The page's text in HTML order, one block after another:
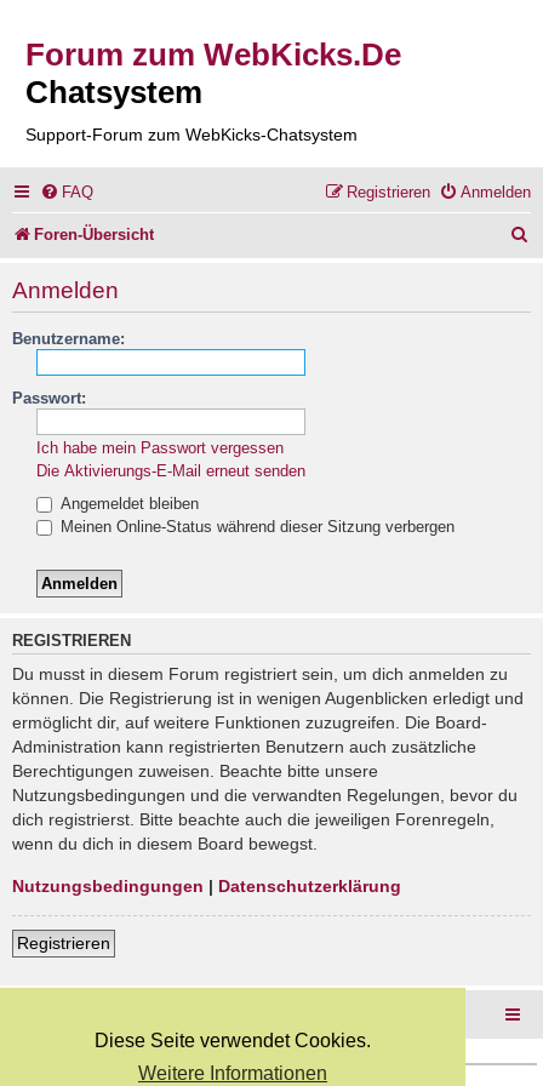
Diese Seite verwendet Cookies.
Weitere Informationen
Forum zum WebKicks.De
Chatsystem
Support-Forum zum WebKicks-Chatsystem
FAQ Anmelden
Registrieren
Foren-Übersicht
Anmelden
Benutzername:
Passwort:
Ich habe mein Passwort vergessen
Die Aktivierungs-E-Mail erneut senden
Angemeldet bleiben
Meinen Online-Status während dieser Sitzung verbergen
REGISTRIEREN
Du musst in diesem Forum registriert sein, um dich anmelden zu
können. Die Registrierung ist in wenigen Augenblicken erledigt und
ermöglicht dir, auf weitere Funktionen zuzugreifen. Die Board-
Administration kann registrierten Benutzern auch zusätzliche
Berechtigungen zuweisen. Beachte bitte unsere
Nutzungsbedingungen und die verwandten Regelungen, bevor du
dich registrierst. Bitte beachte auch die jeweiligen Forenregeln,
wenn du dich in diesem Board bewegst.
Nutzungsbedingungen | Datenschutzerklärung
Registrieren